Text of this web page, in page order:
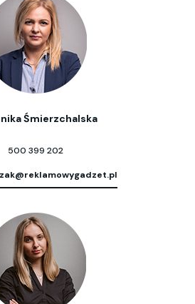
Śmierzchalska
500 399 202